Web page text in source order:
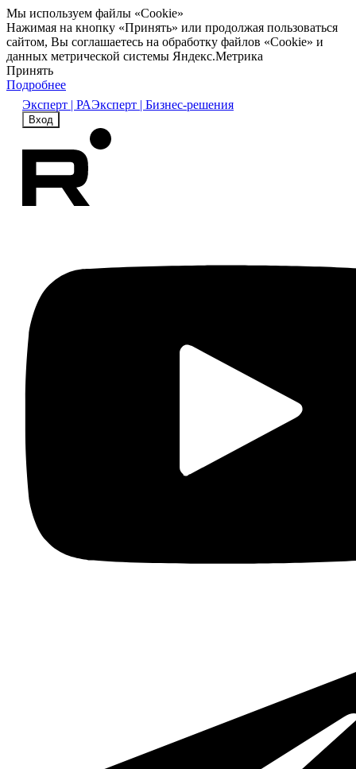
Мы используем файлы «Cookie»
Нажимая на кнопку «Принять» или продолжая пользоваться
сайтом, Вы соглашаетесь на обработку файлов «Cookie» и
данных метрической системы Яндекс.Метрика
Принять
Подробнее
Эксперт | РАЭксперт | Бизнес-решения
Вход